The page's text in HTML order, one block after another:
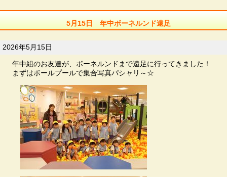
5月15日 年中ボーネルンド遠足
2026年5月15日
年中組のお友達が、ボーネルンドまで遠足に行ってきました！
まずはボールプールで集合写真パシャリ～☆